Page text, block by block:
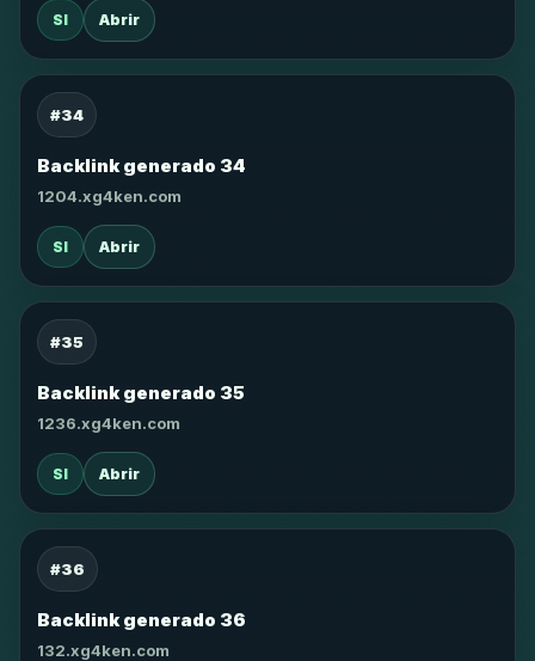
SI Abrir
#34
Backlink generado 34
1204.xg4ken.com
SI Abrir
#35
Backlink generado 35
1236.xg4ken.com
SI Abrir
#36
Backlink generado 36
132.xg4ken.com